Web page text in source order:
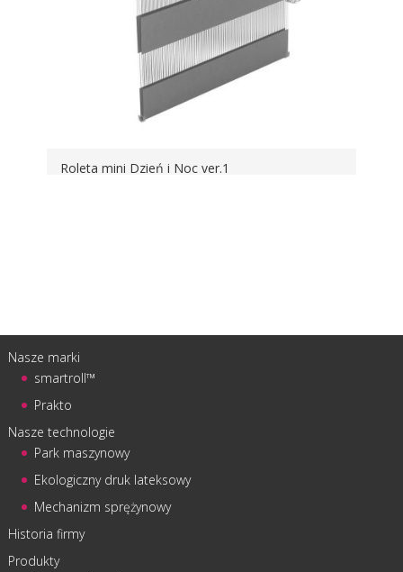
Roleta mini Dzień i Noc ver.1
Nasze marki
smartroll™
Prakto
Nasze technologie
Park maszynowy
Ekologiczny druk lateksowy
Mechanizm sprężynowy
Historia firmy
Produkty